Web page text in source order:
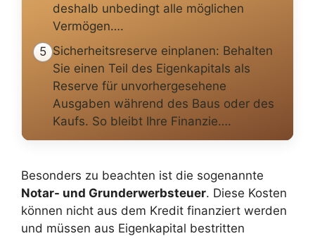
deshalb unbedingt alle möglichen
Vermögen….
5 Sicherheitsreserve einplanen: Behalten
Sie einen Teil des Eigenkapitals als
Reserve für unvorhergesehene
Ausgaben während des Baus oder des
Kaufs. So bleibt Ihre Finanzie….
Besonders zu beachten ist die sogenannte
Notar- und Grunderwerbsteuer. Diese Kosten
können nicht aus dem Kredit finanziert werden
und müssen aus Eigenkapital bestritten